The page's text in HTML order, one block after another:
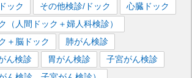
ック
その他検診/ドック
心臓ドック
（人間ドック＋婦人科検診）
＋脳ドック
肺がん検診
ん検診
胃がん検診
子宮がん検診